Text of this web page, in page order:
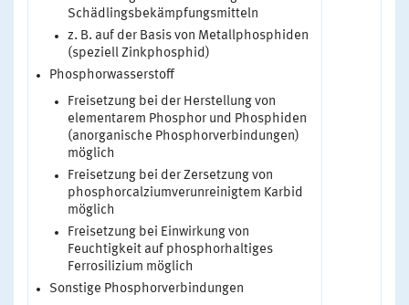
Schädlingsbekämpfungsmitteln
z. B. auf der Basis von Metallphosphiden
(speziell Zinkphosphid)
Phosphorwasserstoff
Freisetzung bei der Herstellung von
elementarem Phosphor und Phosphiden
(anorganische Phosphorverbindungen)
möglich
Freisetzung bei der Zersetzung von
phosphorcalziumverunreinigtem Karbid
möglich
Freisetzung bei Einwirkung von
Feuchtigkeit auf phosphorhaltiges
Ferrosilizium möglich
Sonstige Phosphorverbindungen